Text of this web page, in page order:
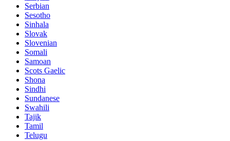
Serbian
Sesotho
Sinhala
Slovak
Slovenian
Somali
Samoan
Scots Gaelic
Shona
Sindhi
Sundanese
Swahili
Tajik
Tamil
Telugu